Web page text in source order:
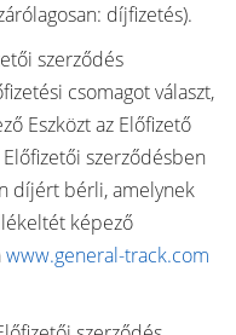
díjfizetés).
szerződés
csomagot választ,
Eszközt az Előfizető
szerződésben
díjért bérli, amelynek
képező
www.general-track.com